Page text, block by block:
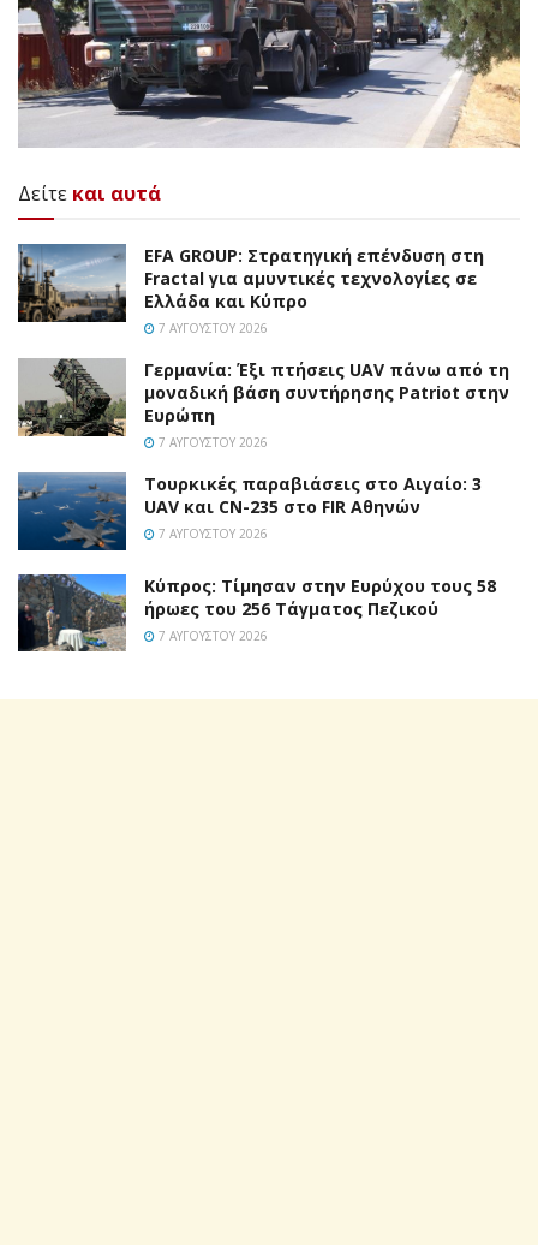
Δείτε και αυτά
EFA GROUP: Στρατηγική επένδυση στη
Fractal για αμυντικές τεχνολογίες σε
Ελλάδα και Κύπρο
7 ΑΥΓΟΎΣΤΟΥ 2026
Γερμανία: Έξι πτήσεις UAV πάνω από τη
μοναδική βάση συντήρησης Patriot στην
Ευρώπη
7 ΑΥΓΟΎΣΤΟΥ 2026
Τουρκικές παραβιάσεις στο Αιγαίο: 3
UAV και CN-235 στο FIR Αθηνών
7 ΑΥΓΟΎΣΤΟΥ 2026
Κύπρος: Τίμησαν στην Ευρύχου τους 58
ήρωες του 256 Τάγματος Πεζικού
7 ΑΥΓΟΎΣΤΟΥ 2026